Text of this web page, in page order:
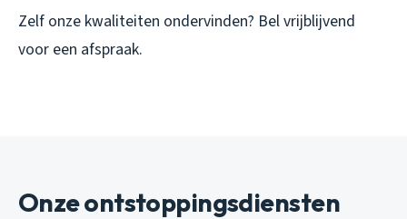
Zelf onze kwaliteiten ondervinden? Bel vrijblijvend
voor een afspraak.
Onze ontstoppingsdiensten